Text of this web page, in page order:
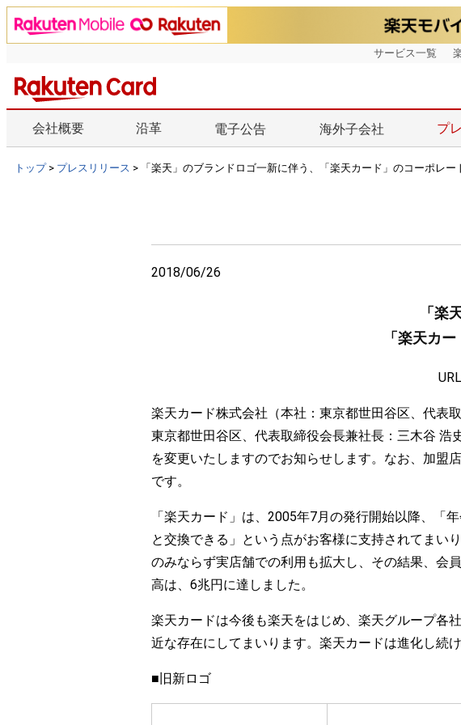
サービス一覧
会社概要 沿革 電子公告 海外子会社 プ
トップ> プレスリリース > 「楽天」のブランドロゴ一新に伴う、「楽天カード」のコーポレー
2018/06/26
「楽
「楽天カ
楽天カード株式会社（本社：東京都世田谷区、代表
東京都世田谷区、代表取締役会長兼社長：三木谷
を変更いたしますのでお知らせします。なお、加盟
です。
「楽天カード」は、2005年7月の発行開始以降、「
と交換できる」という点がお客様に支持されてまい
のみならず実店舗での利用も拡大し、その結果、会
高は、6兆円に達しました。
楽天カードは今後も楽天をはじめ、楽天グループ各
近な存在にしてまいります。楽天カードは進化し続
■旧新ロゴ